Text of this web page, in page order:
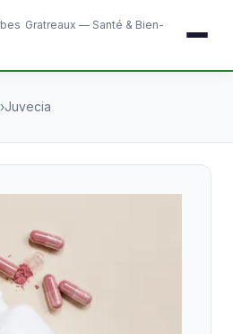
Gratreaux — Santé & Bien-
›Juvecia